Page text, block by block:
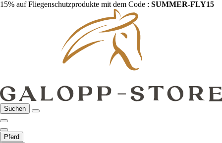
15% auf Fliegenschutzprodukte mit dem Code : SUMMER-FLY15
Suchen
Pferd